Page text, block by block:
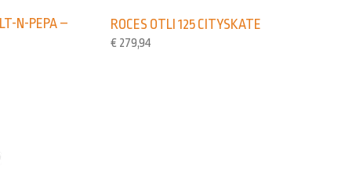
N-PEPA –
ROCES OTLI 125 CITYSKATE
€ 279,94